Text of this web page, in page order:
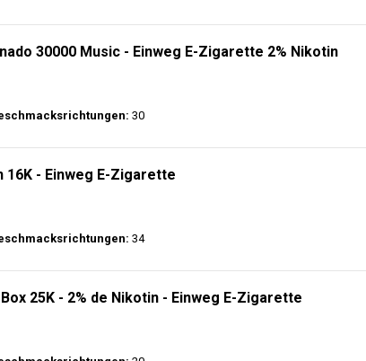
30000 Music - Einweg E-Zigarette 2% Nikotin
30
16K - Einweg E-Zigarette
34
25K - 2% de Nikotin - Einweg E-Zigarette